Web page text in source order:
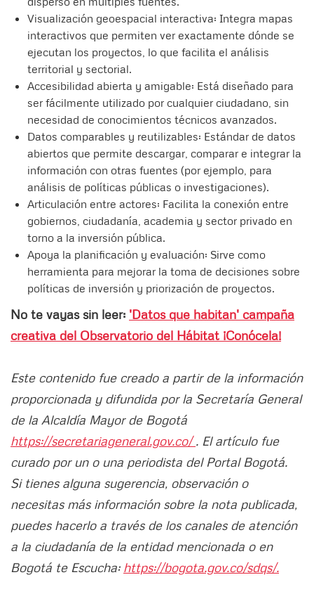
Visualización geoespacial interactiva: Integra mapas
interactivos que permiten ver exactamente dónde se
ejecutan los proyectos, lo que facilita el análisis
territorial y sectorial.
Accesibilidad abierta y amigable: Está diseñado para
ser fácilmente utilizado por cualquier ciudadano, sin
necesidad de conocimientos técnicos avanzados.
Datos comparables y reutilizables: Estándar de datos
abiertos que permite descargar, comparar e integrar la
información con otras fuentes (por ejemplo, para
análisis de políticas públicas o investigaciones).
Articulación entre actores: Facilita la conexión entre
gobiernos, ciudadanía, academia y sector privado en
torno a la inversión pública.
Apoya la planificación y evaluación: Sirve como
herramienta para mejorar la toma de decisiones sobre
políticas de inversión y priorización de proyectos.
No te vayas sin leer: 'Datos que habitan' campaña
creativa del Observatorio del Hábitat ¡Conócela!
Este contenido fue creado a partir de la información
proporcionada y difundida por la Secretaría General
de la Alcaldía Mayor de Bogotá
https://secretariageneral.gov.co/. El artículo fue
curado por un o una periodista del Portal Bogotá.
Si tienes alguna sugerencia, observación o
necesitas más información sobre la nota publicada,
puedes hacerlo a través de los canales de atención
a la ciudadanía de la entidad mencionada o en
Bogotá te Escucha: https://bogota.gov.co/sdqs/.